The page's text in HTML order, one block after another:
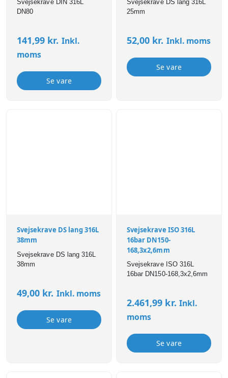
Svejsekrave DIN 316L
DN80
141,99 kr. Inkl.
moms
Se vare
Svejsekrave DS lang 316L
25mm
52,00 kr. Inkl. moms
Se vare
Svejsekrave DS lang 316L
38mm
Svejsekrave DS lang 316L
38mm
49,00 kr. Inkl. moms
Se vare
Svejsekrave ISO 316L
16bar DN150-
168,3x2,6mm
Svejsekrave ISO 316L
16bar DN150-168,3x2,6mm
2.461,99 kr. Inkl.
moms
Se vare